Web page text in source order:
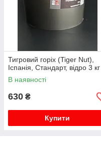
Тигровий горіх (Tiger Nut),
Іспанія, Стандарт, відро 3 кг
В наявності
630 ₴
Купити